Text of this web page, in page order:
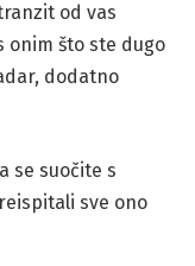
od vas
onim što ste dugo
dodatno
se suočite s
sve ono